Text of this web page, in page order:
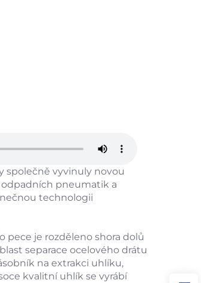
společně vyvinuly novou
pneumatik a
technologii
pece je rozděleno shora dolů
separace ocelového drátu
na extrakci uhlíku,
kvalitní uhlík se vyrábí